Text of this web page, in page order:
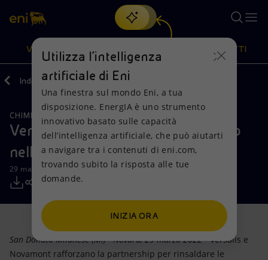
Cerca
scopri EnergIA, la nostra nuova soluzione di intelligenza
artificiale.
VISIONE
Visione
Mission e valori
Persone e Partnership
Net Zero
Modello satellitare
Azioni
Diversificazione energetica
Tecnologie per la transizione
Collaborazioni per l'innovazione
Attività nel mondo
PRODOTTI
Prodotti
Casa
Imprese
Mobilità
Indietro Media Comunicati Stampa
CHIMICA
Versalis e Novamont: la partnership
nella chimica verde si rafforza
29 marzo 2022 - 12:45 CEST
San Donato Milanese (MI) - Novara, 29 marzo 2022- Versalis e
Novamont rafforzano la partnership per rinsaldare le
Utilizza l'intelligenza
artificiale di Eni
Una finestra sul mondo Eni, a tua
disposizione. EnergIA è uno strumento
innovativo basato sulle capacità
dell’intelligenza artificiale, che può aiutarti
a navigare tra i contenuti di eni.com,
trovando subito la risposta alle tue
domande.
INIZIA ORA